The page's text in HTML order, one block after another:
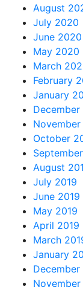
August
July 2020
June 2020
May 2020
March
February
January
December
November
October
August
July 2019
June 2019
May 2019
April 2019
March
January
December
November